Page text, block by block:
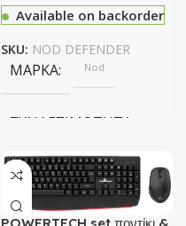
Available on backorder
SKU: NOD DEFENDER
ΜΆΡΚΑ Nod
ΣΥΝΔΕΣΙΜΌΤΗΤΑ
USB
ΦΩΤΙΣΜΌΣ RGB